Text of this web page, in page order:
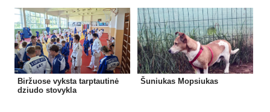
Biržuose vyksta tarptautinė
dziudo stovykla
Šuniukas Mopsiukas